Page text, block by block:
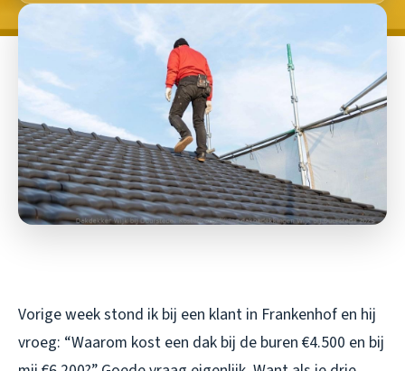
Vorige week stond ik bij een klant in Frankenhof en hij
vroeg: “Waarom kost een dak bij de buren €4.500 en bij